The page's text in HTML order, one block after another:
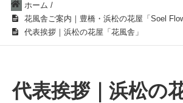
ホーム /
花風舎ご案内｜豊橋・浜松の花屋「Soel
代表挨拶｜浜松の花屋「花風舎」
代表挨拶｜浜松の